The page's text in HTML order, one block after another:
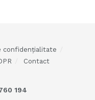
confidențialitate
Contact
194